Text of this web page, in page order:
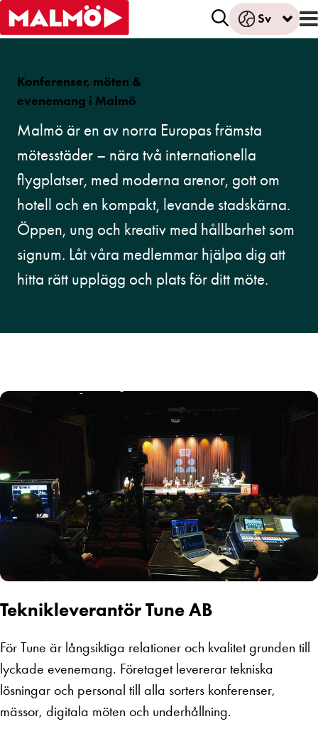
Sv
Konferenser, möten &
evenemang i Malmö
Malmö är en av norra Europas främsta
mötesstäder – nära två internationella
flygplatser, med moderna arenor, gott om
hotell och en kompakt, levande stadskärna.
Öppen, ung och kreativ med hållbarhet som
signum. Låt våra medlemmar hjälpa dig att
hitta rätt upplägg och plats för ditt möte.
Teknikleverantör Tune AB
För Tune är långsiktiga relationer och kvalitet grunden till
lyckade evenemang. Företaget levererar tekniska
lösningar och personal till alla sorters konferenser,
mässor, digitala möten och underhållning.